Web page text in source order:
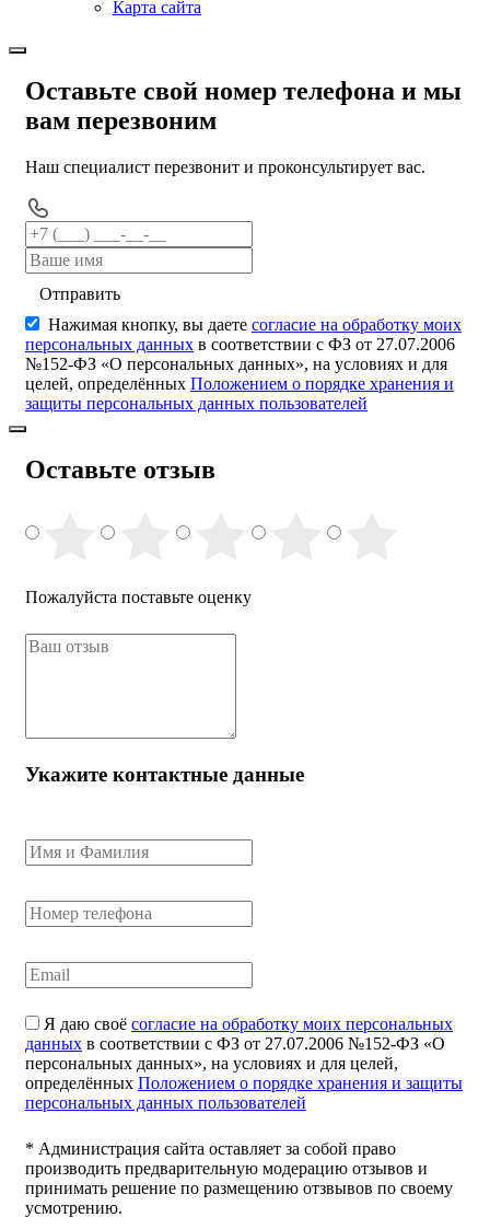
Карта сайта
Оставьте свой номер телефона и мы
вам перезвоним
Наш специалист перезвонит и проконсультирует вас.
Отправить
Нажимая кнопку, вы даете согласие на обработку моих
персональных данных в соответствии с ФЗ от 27.07.2006
№152-ФЗ «О персональных данных», на условиях и для
целей, определённых Положением о порядке хранения и
защиты персональных данных пользователей
Оставьте отзыв
Пожалуйста поставьте оценку
Укажите контактные данные
Я даю своё согласие на обработку моих персональных
данных в соответствии с ФЗ от 27.07.2006 №152-ФЗ «О
персональных данных», на условиях и для целей,
определённых Положением о порядке хранения и защиты
персональных данных пользователей
* Администрация сайта оставляет за собой право
производить предварительную модерацию отзывов и
принимать решение по размещению отзвывов по своему
усмотрению.